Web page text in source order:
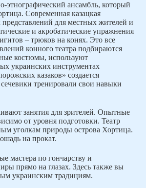
этнографический ансамбль, который
Современная казацкая
для местных жителей и
и акробатические упражнения
– трюков на конях. Это все
конного театра подбираются
костюмы, используют
украинских инструментах
казаков» создается
тренировали свои навыки
занятия для зрителей. Опытные
от уровня подготовки. Театр
уголкам природы острова Хортица.
на прокат.
мастера по гончарству и
прямо на глазах. Здесь также вы
украинским традициям.